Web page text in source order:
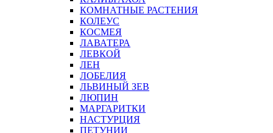
КОМНАТНЫЕ РАСТЕНИЯ
КОЛЕУС
КОСМЕЯ
ЛАВАТЕРА
ЛЕВКОЙ
ЛЕН
ЛОБЕЛИЯ
ЛЬВИНЫЙ ЗЕВ
ЛЮПИН
МАРГАРИТКИ
НАСТУРЦИЯ
ПЕТУНИИ